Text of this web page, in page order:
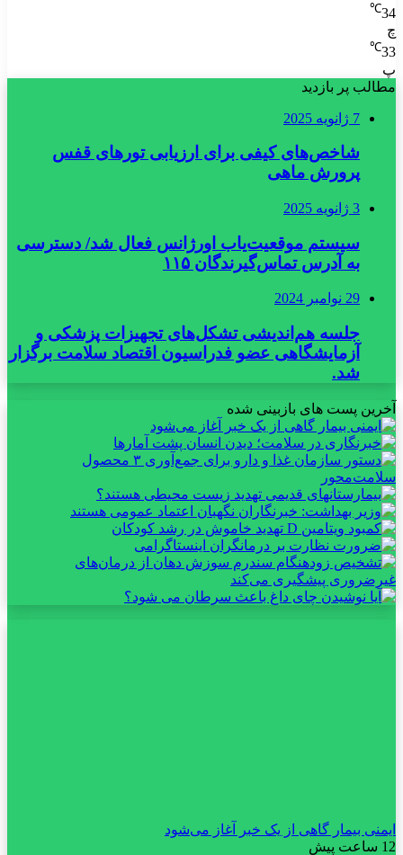
34
℃
چ
33
℃
پ
مطالب پر بازدید
7 ژانویه 2025
شاخص‌های کیفی برای ارزیابی تورهای قفس
پرورش ماهی
3 ژانویه 2025
سیستم موقعیت‌یاب اورژانس فعال شد/ دسترسی
به آدرس تماس‌گیرندگان ۱۱۵
29 نوامبر 2024
جلسه هم‌اندیشی تشکل‌های تجهیزات پزشکی و
آزمایشگاهی عضو فدراسیون اقتصاد سلامت برگزار
شد.
آخرین پست های بازبینی شده
ایمنی بیمار گاهی از یک خبر آغاز می‌شود
12 ساعت پیش